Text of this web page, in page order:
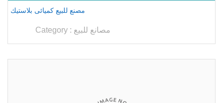
مصنع للبيع كميائى بلاستيك
Category : مصانع للبيع